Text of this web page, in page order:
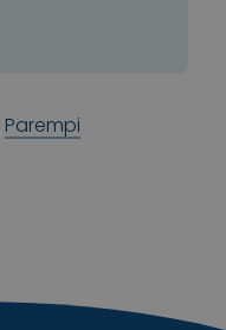
Parempi